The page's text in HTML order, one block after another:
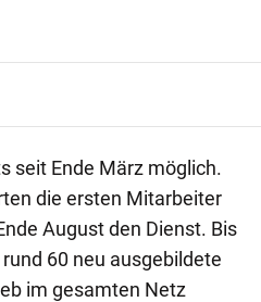
seit Ende März möglich.
die ersten Mitarbeiter
August den Dienst. Bis
60 neu ausgebildete
im gesamten Netz